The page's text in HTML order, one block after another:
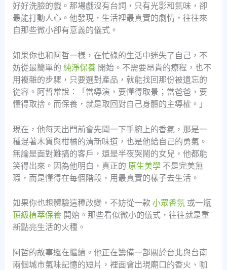
好好洗臉的戲。那場戲沒有台詞，只有光影和氣味，卻
最能打動人心。他發現，生活裡最真實的劇情，往往來
自那些微小卻有意義的儀式。
如果你也和阿哲一樣，在忙碌的生活中迷失了自己，不
妨從最簡單的 純淨保養開始。不需要昂貴的療程，也不
用複雜的步驟，只要選對產品，就能找回那份被遺忘的
從容。阿哲常說：「當導演，要懂得取景；當爸爸，要
懂得取捨。而保養，就是取回對自己身體的主導權。」
現在，他每天出門前會先聞一下手腕上的香氣，那是一
種混著木質與柑橘的清新味道，也是他給自己的勇氣。
無論是面對難搞的客戶，還是半夜哭鬧的女兒，他都能
笑得出來。因為他明白，真正的 原生美學不是完美無
瑕，而是懂得在每個階段，用最真實的樣子去生活。
如果你也想體驗這種改變，不妨從一款 小眾香氛或一瓶
頂級植萃保養開始。那些看似微小的儀式，往往就是重
新點亮生活的火種。
阿哲的故事還在繼續。他正在籌備一部關於台北與台南
兩個城市氣味記憶的短片，裡面會出現廟口的香火、咖